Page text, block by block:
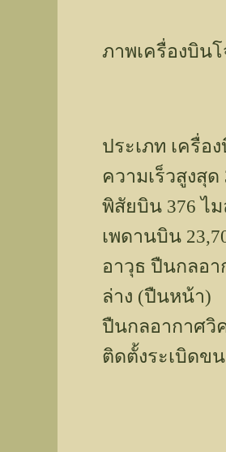
ภาพเครื่องบินโ
ประเภท เครื่อ
ความเร็วสูงสุ
พิสัยบิน 376 ไ
เพดานบิน
อาวุธ ปืนกลอ
ล่าง (ปืนหน้า)
ปืนกลอากาศวิ
ติดตั้งระเบิดข